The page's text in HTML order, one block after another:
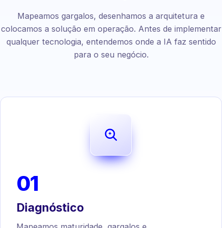
Mapeamos gargalos, desenhamos a arquitetura e
colocamos a solução em operação. Antes de implementar
qualquer tecnologia, entendemos onde a IA faz sentido
para o seu negócio.
01
Diagnóstico